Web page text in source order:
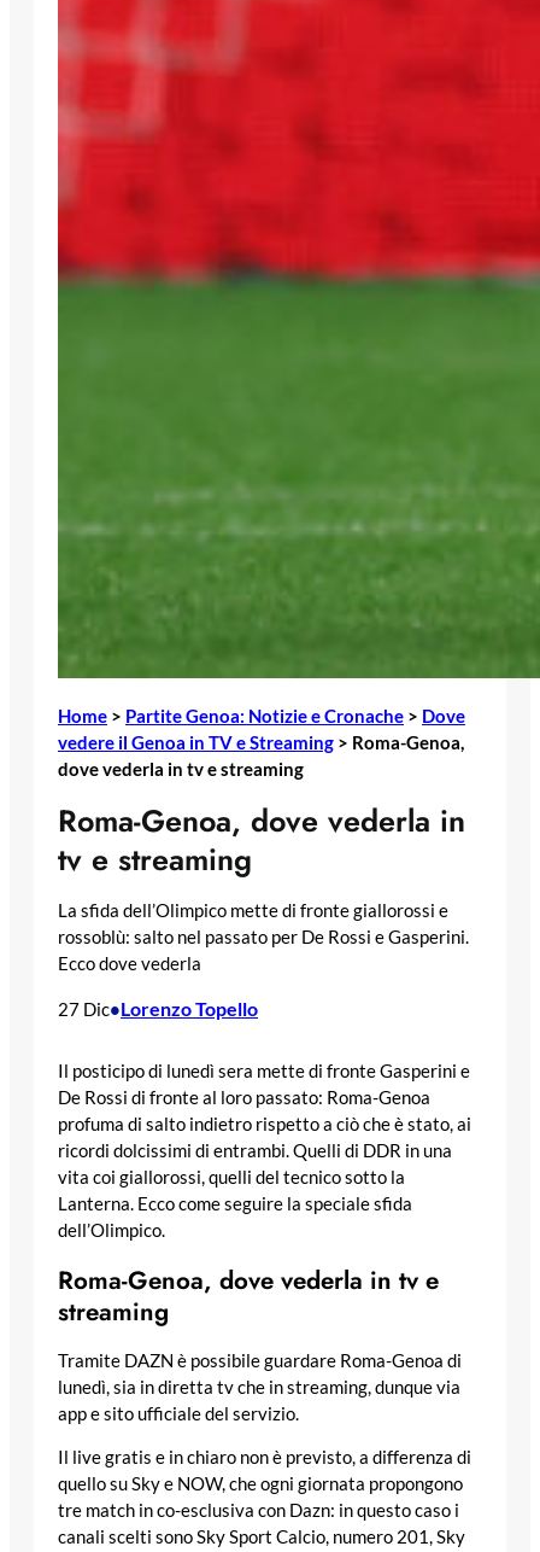
Home > Partite Genoa: Notizie e Cronache > Dove
vedere il Genoa in TV e Streaming > Roma-Genoa,
dove vederla in tv e streaming
Roma-Genoa, dove vederla in
tv e streaming
La sfida dell’Olimpico mette di fronte giallorossi e
rossoblù: salto nel passato per De Rossi e Gasperini.
Ecco dove vederla
27 Dic•Lorenzo Topello
Il posticipo di lunedì sera mette di fronte Gasperini e
De Rossi di fronte al loro passato: Roma-Genoa
profuma di salto indietro rispetto a ciò che è stato, ai
ricordi dolcissimi di entrambi. Quelli di DDR in una
vita coi giallorossi, quelli del tecnico sotto la
Lanterna. Ecco come seguire la speciale sfida
dell’Olimpico.
Roma-Genoa, dove vederla in tv e
streaming
Tramite DAZN è possibile guardare Roma-Genoa di
lunedì, sia in diretta tv che in streaming, dunque via
app e sito ufficiale del servizio.
Il live gratis e in chiaro non è previsto, a differenza di
quello su Sky e NOW, che ogni giornata propongono
tre match in co-esclusiva con Dazn: in questo caso i
canali scelti sono Sky Sport Calcio, numero 201, Sky